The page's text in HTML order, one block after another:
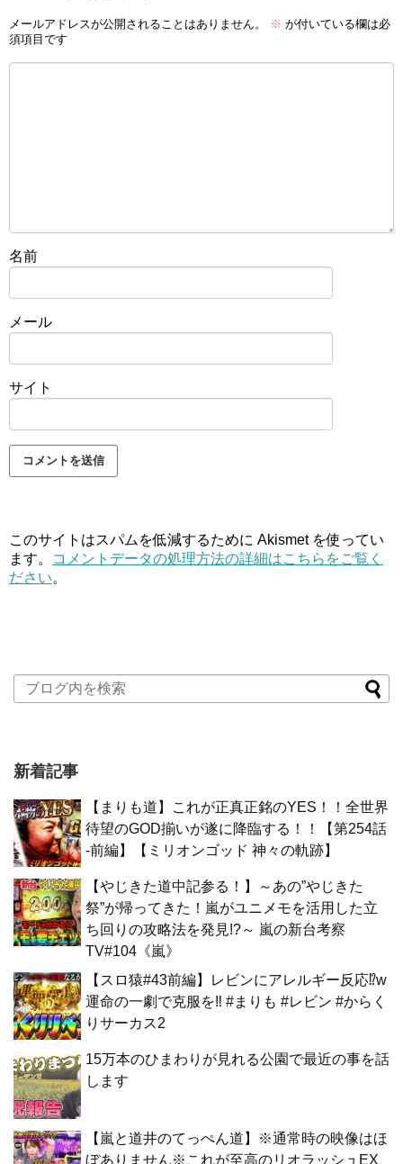
メールアドレスが公開されることはありません。 ※ が付いている欄は必
須項目です
名前
メール
サイト
このサイトはスパムを低減するために Akismet を使ってい
ます。
コメントデータの処理方法の詳細はこちらをご覧く
ださい。
新着記事
【まりも道】これが正真正銘のYES！！全世界
待望のGOD揃いが遂に降臨する！！【第254話
-前編】【ミリオンゴッド 神々の軌跡】
【やじきた道中記参る！】～あの”やじきた
祭”が帰ってきた！嵐がユニメモを活用した立
ち回りの攻略法を発見!?～ 嵐の新台考察
TV#104《嵐》
【スロ猿#43前編】レビンにアレルギー反応⁉w
運命の一劇で克服を‼ #まりも #レビン #からく
りサーカス2
15万本のひまわりが見れる公園で最近の事を話
します
【嵐と道井のてっぺん道】※通常時の映像はほ
ぼありません※これが至高のリオラッシュEX